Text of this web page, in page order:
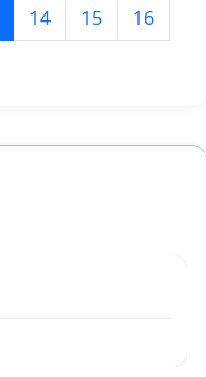
14 15
16